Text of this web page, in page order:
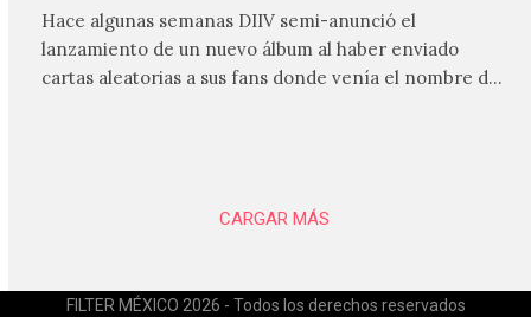
Hace algunas semanas DIIV semi-anunció el
lanzamiento de un nuevo álbum al haber enviado
cartas aleatorias a sus fans donde venía el nombre de
CARGAR MÁS
FILTER MÉXICO 2026 - Todos los derechos reservados